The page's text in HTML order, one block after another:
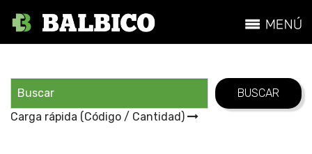
Carga rápida (Código / Cantidad)